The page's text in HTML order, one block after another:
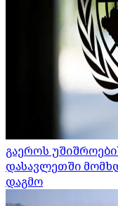
გაეროს
დასავლეთში
დაგმო